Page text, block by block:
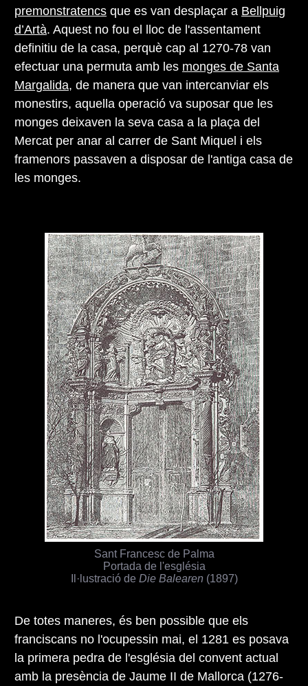
premonstratencs que es van desplaçar a Bellpuig
d’Artà. Aquest no fou el lloc de l'assentament
definitiu de la casa, perquè cap al 1270-78 van
efectuar una permuta amb les monges de Santa
Margalida, de manera que van intercanviar els
monestirs, aquella operació va suposar que les
monges deixaven la seva casa a la plaça del
Mercat per anar al carrer de Sant Miquel i els
framenors passaven a disposar de l'antiga casa de
les monges.
De totes maneres, és ben possible que els
franciscans no l'ocupessin mai, el 1281 es posava
la primera pedra de l'església del convent actual
amb la presència de Jaume II de Mallorca (1276-
Sant Francesc de Palma
Portada de l'església
Il·lustració de Die Balearen (1897)